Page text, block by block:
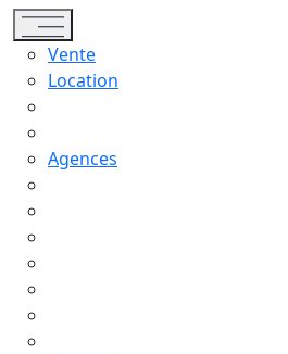
Toggle navigation
Vente
Location
Agences